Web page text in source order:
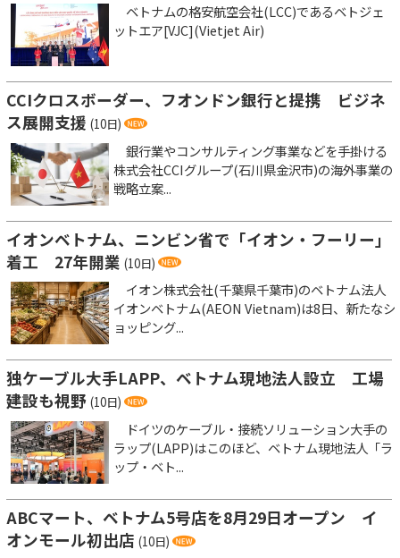
ベトナムの格安航空会社(LCC)であるベトジェ
ットエア[VJC](Vietjet Air)
CCIクロスボーダー、フオンドン銀行と提携 ビジネ
ス展開支援 (10日)
銀行業やコンサルティング事業などを手掛ける
株式会社CCIグループ(石川県金沢市)の海外事業の
戦略立案...
イオンベトナム、ニンビン省で「イオン・フーリー」
着工 27年開業 (10日)
イオン株式会社(千葉県千葉市)のベトナム法人
イオンベトナム(AEON Vietnam)は8日、新たなシ
ョッピング...
独ケーブル大手LAPP、ベトナム現地法人設立 工場
建設も視野 (10日)
ドイツのケーブル・接続ソリューション大手の
ラップ(LAPP)はこのほど、ベトナム現地法人「ラ
ップ・ベト...
ABCマート、ベトナム5号店を8月29日オープン イ
オンモール初出店 (10日)